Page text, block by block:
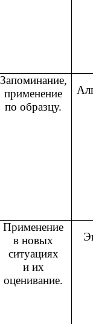
Запоминание,
применение
по образцу.
Применение
в новых
ситуациях
и их
оценивание.